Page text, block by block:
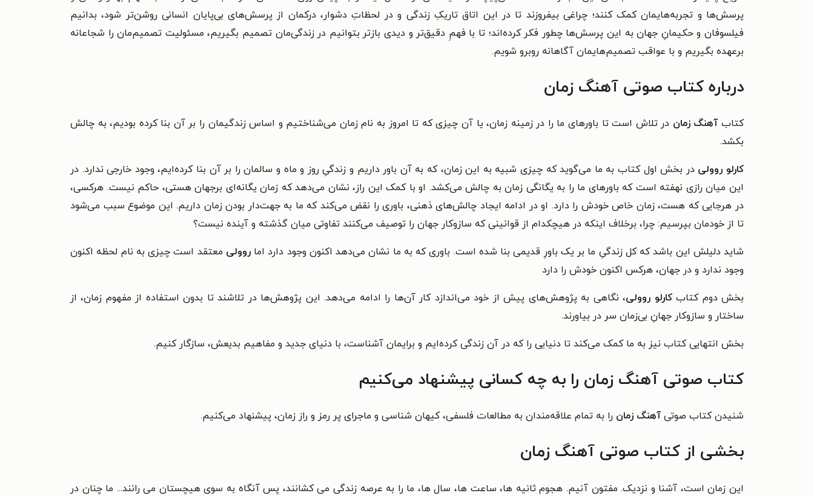
پرسش‌ها و تجربه‌هایمان کمک کنند؛ چراغی بیفروزند تا در این اتاق تاریکِ زندگی و در لحظاتِ دشوار، درکمان از پرسش‌های بی‌پایان انسانی روشن‌تر شود، بدانیم
فیلسوفان و حکیمانِ جهان به این پرسش‌ها چطور فکر کرده‌اند؛ تا با فهمِ دقیق‌تر و دیدی بازتر بتوانیم در زندگی‌مان تصمیم بگیریم، مسئولیت تصمیم‌مان را شجاعانه
برعهده بگیریم و با عواقب تصمیم‌هایمان آگاهانه روبرو شویم.
درباره کتاب صوتی آهنگ زمان
کتابآهنگ زمان در تلاش است تا باورهای ما را در زمینه زمان، یا آن چیزی که تا امروز به نام زمان می‌شناختیم و اساس زندگیمان را بر آن بنا کرده بودیم، به چالش
بکشد.
کارلو روولیدر بخش اول کتاب به ما می‌گوید که چیزی شبیه به این زمان، که به آن باور داریم و زندگیِ روز و ماه و سالمان را بر آن بنا کرده‌ایم، وجود خارجی ندارد. در
این میان رازی نهفته است که باورهای ما را به یگانگی زمان به چالش می‌کشد. او با کمک این راز، نشان می‌دهد که زمان یگانه‌ای برجهان هستی، حاکم نیست. هرکسی،
در هرجایی که هست، زمان خاص خودش را دارد. او در ادامه ایجاد چالش‌های ذهنی، باوری را نقض می‌کند که ما به جهت‌دار بودن زمان داریم. این موضوع سبب می‌شود
تا از خودمان بپرسیم: چرا، برخلاف اینکه در هیچکدام از قوانینی که سازوکار جهان را توصیف می‌کنند تفاوتی میان گذشته و آینده نیست؟
شاید دلیلش این باشد که کل زندگیِ ما بر یک باورِ قدیمی بنا شده است. باوری که به ما نشان می‌دهد اکنون وجود دارد اماروولی معتقد است چیزی به نام لحظه اکنون
وجود ندارد و در جهان، هرکس اکنون خودش را دارد
بخش دوم کتابکارلو روولی، نگاهی به پژوهش‌های پیش از خود می‌اندازد کار آن‌ها را ادامه می‌دهد. این پژوهش‌ها در تلاشند تا بدون استفاده از مفهوم زمان، از
ساختار و سازوکار جهانِ بی‌زمان سر در بیاورند.
بخش انتهایی کتاب نیز به ما کمک می‌کند تا دنیایی را که در آن زندگی کرده‌ایم و برایمان آشناست، با دنیای جدید و مفاهیم بدیعش، سازگار کنیم.
کتاب صوتی آهنگ زمان را به چه کسانی پیشنهاد می‌کنیم
شنیدن کتاب صوتی آهنگ زمان را به تمام علاقه‌مندان به مطالعات فلسفی، کیهان شناسی و ماجرای پر رمز و راز زمان، پیشنهاد می‌کنیم.
بخشی از کتاب صوتی آهنگ زمان
این زمان است، آشنا و نزدیک. مفتون آنیم. هجوم ثانیه ها، ساعت ها، سال ها، ما را به عرصه زندگی می کشانند، پس آنگاه به سوی هیچستان می رانند... ما چنان در